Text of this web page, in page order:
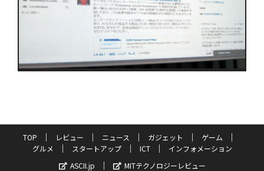
TOP レビュー ニュース ガジェット
ゲーム
グルメ
スタートアップ ICT
インフォメーション
ASCII.jp
MITテクノロジーレビュー